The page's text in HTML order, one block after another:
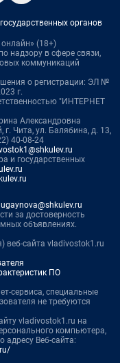
органов
(18+)
надзору в сфере связи,
коммуникаций
о регистрации: ЭЛ №
г.
"ИНТЕРНЕТ
Александровна
г. Чита, ул. Балябина, д. 13,
40-08-24
и государственных
за достоверность
объявлениях.
веб-сайта vladivostok1.ru
ПО
сервиса, специальные
не требуются
vladivostok1.ru на
компьютера,
Веб-сайта: